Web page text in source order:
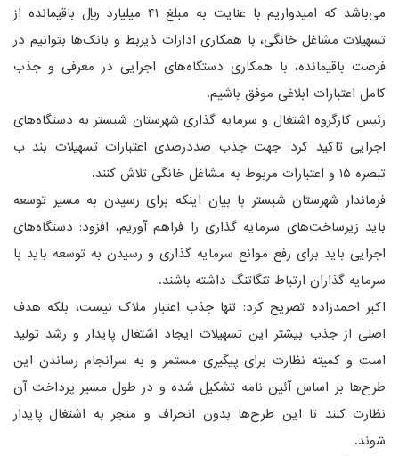
می‌باشد که امیدواریم با عنایت به مبلغ ۴۱ میلیارد ریال باقیمانده از
تسهیلات مشاغل خانگی، با همکاری ادارات ذیربط و بانک‌ها بتوانیم در
فرصت باقیمانده، با همکاری دستگاه‌های اجرایی در معرفی و جذب
کامل اعتبارات ابلاغی موفق باشیم.
رئیس کارگروه اشتغال و سرمایه گذاری شهرستان شبستر به دستگاه‌های
اجرایی تاکید کرد: جهت جذب صددرصدی اعتبارات تسهیلات بند ب
تبصره ۱۵ و اعتبارات مربوط به مشاغل خانگی تلاش کنند.
فرماندار شهرستان شبستر با بیان اینکه برای رسیدن به مسیر توسعه
باید زیرساخت‌های سرمایه گذاری را فراهم آوریم، افزود: دستگاه‌های
اجرایی باید برای رفع موانع سرمایه گذاری و رسیدن به توسعه باید با
سرمایه گذاران ارتباط تنگاتنگ داشته باشند.
اکبر احمدزاده تصریح کرد: تنها جذب اعتبار ملاک نیست، بلکه هدف
اصلی از جذب بیشتر این تسهیلات ایجاد اشتغال پایدار و رشد تولید
است و کمیته نظارت برای پیگیری مستمر و به سرانجام رساندن این
طرح‌ها بر اساس آئین نامه تشکیل شده و در طول مسیر پرداخت آن
نظارت کنند تا این طرح‌ها بدون انحراف و منجر به اشتغال پایدار
شوند.